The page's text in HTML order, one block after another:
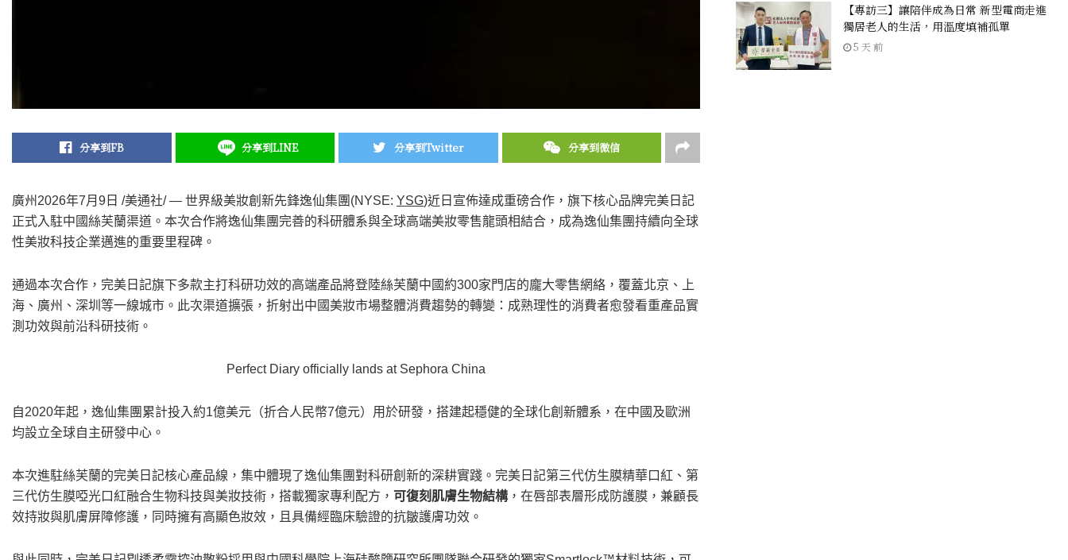
分享到FB 分享到LINE 分享到Twitter 分享到微信
廣州 2026年7月9日 /美通社/ — 世界級美妝創新先鋒逸仙集團(NYSE: YSG)近日宣佈達成重磅合作，旗下核心品牌完美日記
正式入駐中國絲芙蘭渠道。本次合作將逸仙集團 完善的科研體系與全球高端美妝零售龍頭相結合，成為逸仙集團持續向全球
性美妝科技企業邁進的重要里程碑。
通過本次合作，完美日記旗下多款主打科研功效的高端產品將登陸絲芙蘭中國約300家門店的龐大零售網絡，覆蓋北京、上
海、廣州、深圳等一線城市。此次渠道擴張，折射出中國美妝市場整體消費趨勢的轉變：成熟理性的消費者愈發看重產品實
測功效與前沿科研技術。
Perfect Diary officially lands at Sephora China
自2020年起， 逸仙集團 累計投入約1億美元（折合人民幣7億元）用於研發，搭建起穩健的全球化創新體系，在中國及歐洲
均設立全球自主研發中心 。
本次進駐絲芙蘭的完美日記核心產品線，集中體現了逸仙集團對科研創新的深耕實踐。完美日記第三代仿生膜精華口紅、第
三代仿生膜啞光口紅融合生物科技與美妝技術，搭載獨家專利配方， 可復刻肌膚生物結構，在唇部表層形成防護膜，兼顧長
效持妝與肌膚屏障修護，同時擁有高顯色妝效，且具備經臨床驗證的抗皺護膚功效。
【專訪三】讓陪伴成為日常 新型電商走進
獨居老人的生活，用溫度填補孤單
5 天 前